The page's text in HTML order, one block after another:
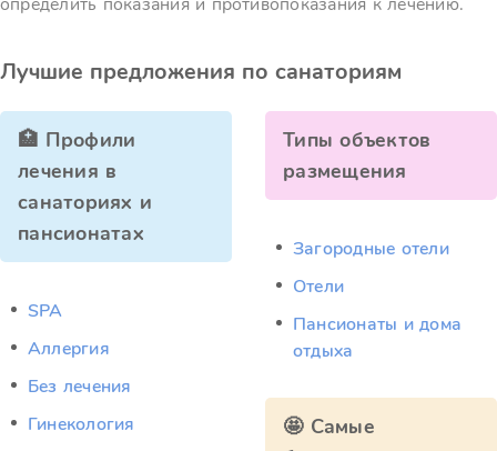
Лучшие предложения по санаториям
🏥 Профили
лечения в
санаториях и
пансионатах
SPA
Аллергия
Без лечения
Гинекология
Типы объектов
размещения
Загородные отели
Отели
Пансионаты и дома
отдыха
🤩 Самые